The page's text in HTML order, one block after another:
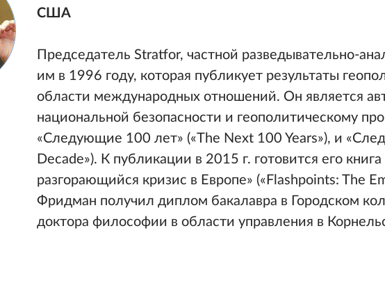
США
Председатель Stratfor, частной разведывательно-
им в 1996 году, которая публикует результаты
области международных отношений. Он является
национальной безопасности и геополитическому
«Следующие 100 лет» («The Next 100 Years»), и
Decade»). К публикации в 2015 г. готовится его
разгорающийся кризис в Европе» («Flashpoints: The
Фридман получил диплом бакалавра в Городском
доктора философии в области управления в